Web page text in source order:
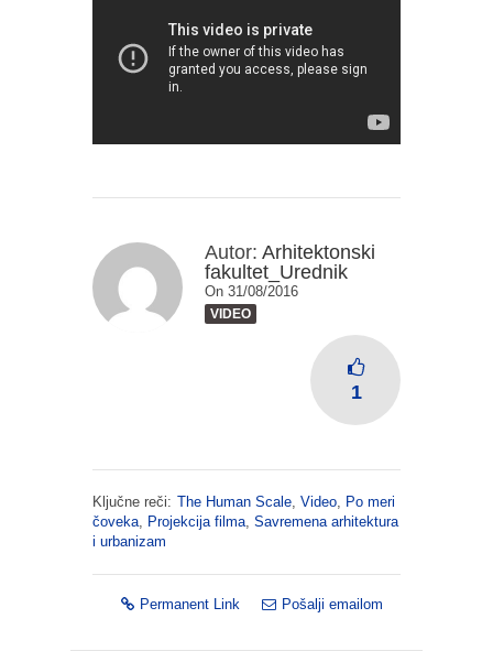
Autor: Arhitektonski
fakultet_Urednik
On 31/08/2016
VIDEO
1
Ključne reči: The Human Scale, Video, Po meri
čoveka, Projekcija filma, Savremena arhitektura
i urbanizam
Permanent Link Pošalji emailom